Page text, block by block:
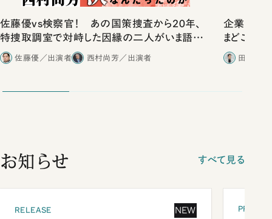
佐藤優vs検察官！ あの国策捜査から20年、
特捜取調室で対峙した因縁の二人がいま語り
合ったこと
佐藤優／出演者 西村尚芳／出演者
企業だけ
まどこに
田内学
お知らせ すべて見る
RELEASE NEW